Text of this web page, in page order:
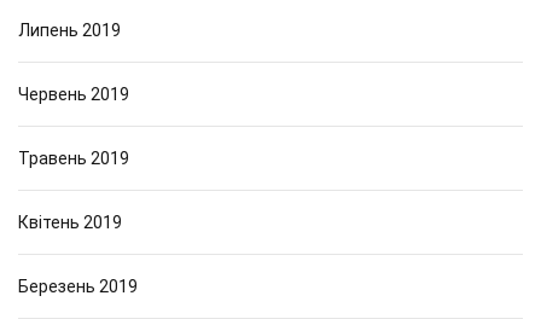
Липень 2019
Червень 2019
Травень 2019
Квітень 2019
Березень 2019